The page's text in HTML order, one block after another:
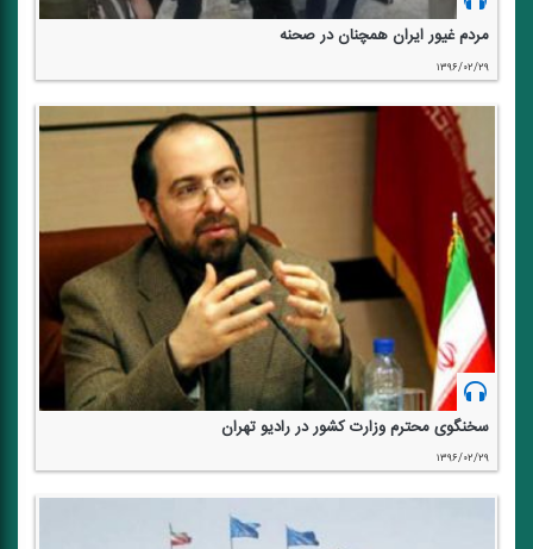
مردم غیور ایران همچنان در صحنه
۱۳۹۶/۰۲/۲۹
سخنگوی محترم وزارت كشور در رادیو تهران
۱۳۹۶/۰۲/۲۹